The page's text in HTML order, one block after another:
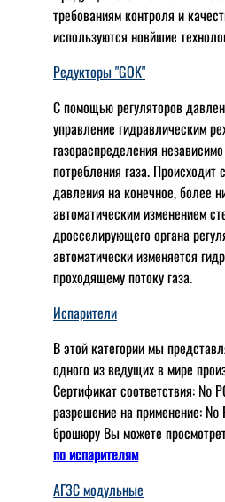
требованиям контроля и
используются новйшие
Редукторы "GOK"
С помощью регуляторов
управление гидравлическим
газораспределения
потребления газа. Происходит
давления на конечное, более
автоматическим изменением
дросселирующего органа
автоматически изменяется
проходящему потоку газа.
Испарители
В этой категории мы
одного из ведущих в мире
Сертификат соответствия: №
разрешение на применение:
брошюру Вы можете
по испарителям
АГЗС модульные